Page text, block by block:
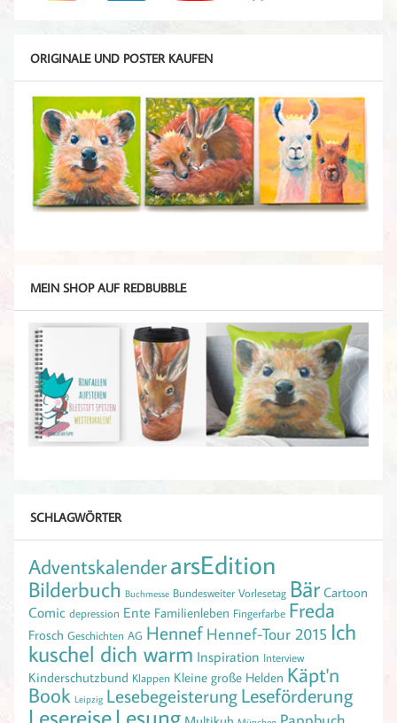
ORIGINALE UND POSTER KAUFEN
MEIN SHOP AUF REDBUBBLE
SCHLAGWÖRTER
AdventskalenderarsEdition
Bilderbuch Buchmesse Bundesweiter Vorlesetag Bär Cartoon
Comic depression Ente Familienleben Fingerfarbe Freda
Frosch Geschichten AG Hennef Hennef-Tour 2015 Ich
kuschel dich warm Inspiration Interview
Kinderschutzbund Klappen Kleine große Helden Käpt'n
Book Leipzig LesebegeisterungLeseförderung
LesereiseLesung